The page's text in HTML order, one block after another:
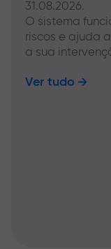
31.08.2026.
O sistema
riscos e ajuda
a sua
Ver tudo